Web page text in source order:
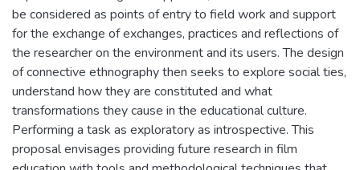
be considered as points of entry to field work and support
for the exchange of exchanges, practices and reflections of
the researcher on the environment and its users. The design
of connective ethnography then seeks to explore social ties,
understand how they are constituted and what
transformations they cause in the educational culture.
Performing a task as exploratory as introspective. This
proposal envisages providing future research in film